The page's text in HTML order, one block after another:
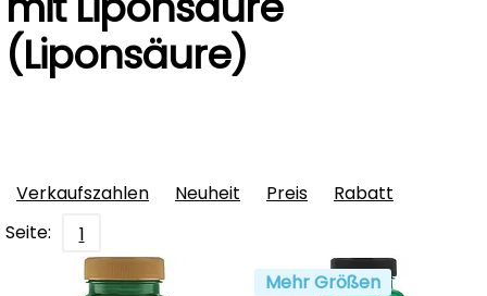
(Liponsäure)
Verkaufszahlen Neuheit Preis
Rabatt
Seite:
1
Mehr Größen